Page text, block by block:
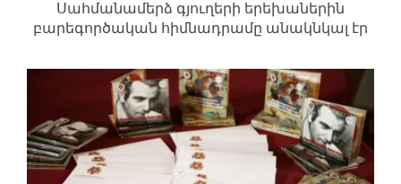
Սահմանամերձ գյուղերի երեխաներին
բարեգործական հիմնադրամը անակնկալ էր